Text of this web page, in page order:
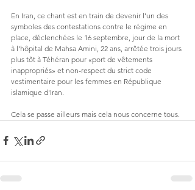
En Iran, ce chant est en train de devenir l'un des
symboles des contestations contre le régime en
place, déclenchées le 16 septembre, jour de la mort
à l'hôpital de Mahsa Amini, 22 ans, arrêtée trois jours
plus tôt à Téhéran pour «port de vêtements
inappropriés» et non-respect du strict code
vestimentaire pour les femmes en République
islamique d'Iran.
Cela se passe ailleurs mais cela nous concerne tous.